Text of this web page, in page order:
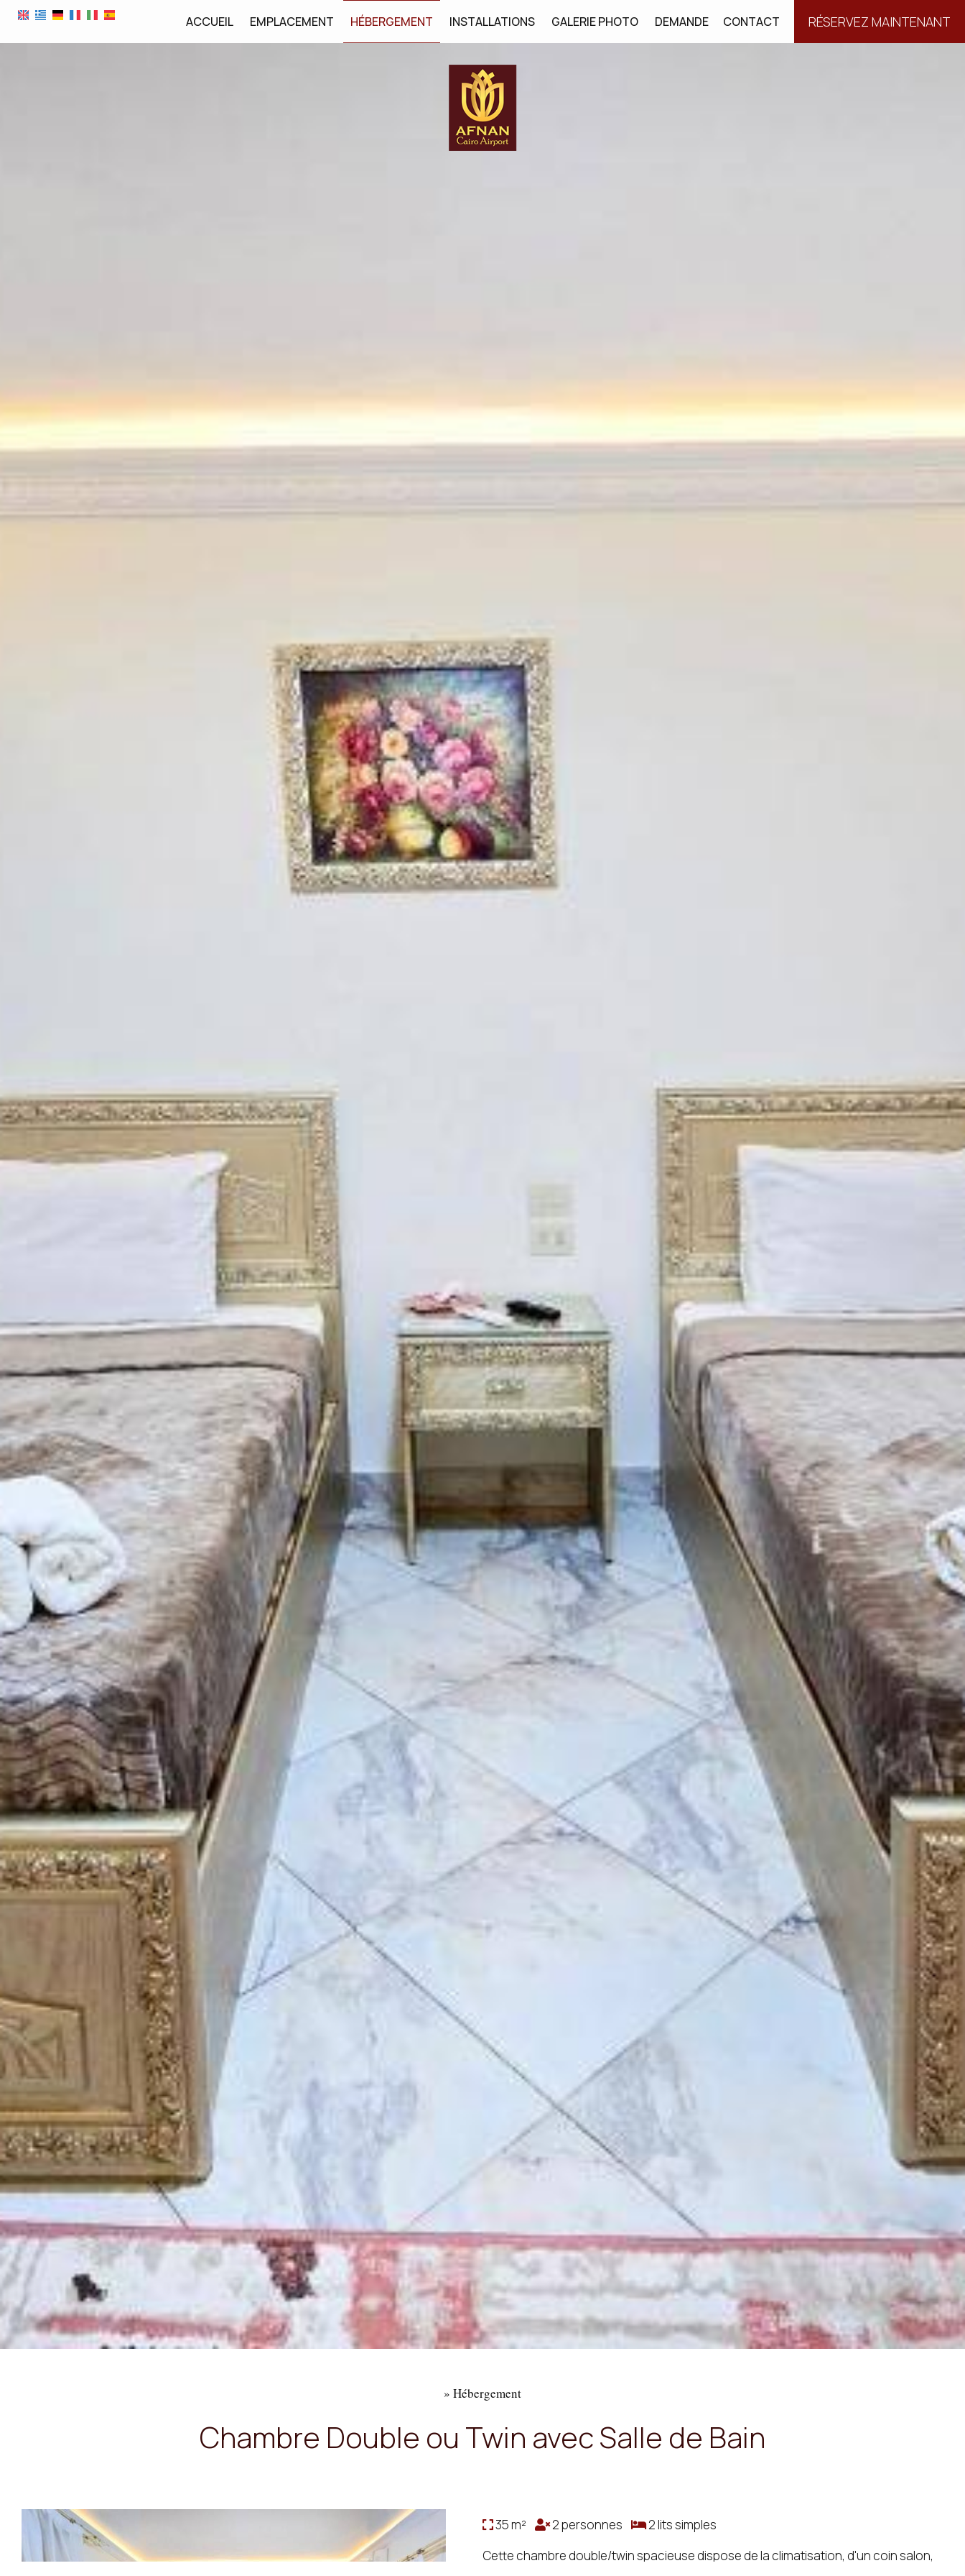
RÉSERVEZ MAINTENANT
ACCUEIL EMPLACEMENT HÉBERGEMENT INSTALLATIONS GALERIE PHOTO DEMANDE CONTACT
» Hébergement
Chambre Double ou Twin avec Salle de Bain
35 m² 2 personnes
2 lits simples
Cette chambre double/twin spacieuse dispose de la climatisation, d'un coin salon,